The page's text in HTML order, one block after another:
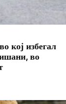
кој избегал
во